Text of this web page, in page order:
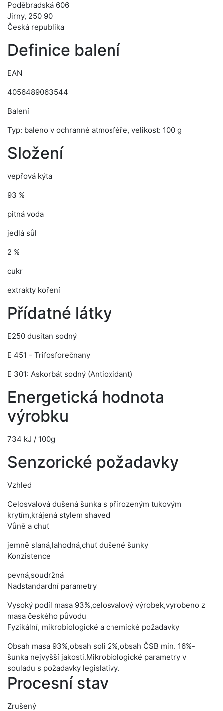
Poděbradská 606
Jirny, 250 90
Česká republika
Definice balení
EAN
4056489063544
Balení
Typ: baleno v ochranné atmosféře, velikost: 100 g
Složení
vepřová kýta
93 %
pitná voda
jedlá sůl
2 %
cukr
extrakty koření
Přídatné látky
E250 dusitan sodný
E 451 - Trifosforečnany
E 301: Askorbát sodný (Antioxidant)
Energetická hodnota
výrobku
734 kJ / 100g
Senzorické požadavky
Vzhled
Celosvalová dušená šunka s přirozeným tukovým
krytím,krájená stylem shaved
Vůně a chuť
jemně slaná,lahodná,chuť dušené šunky
Konzistence
pevná,soudržná
Nadstandardní parametry
Vysoký podíl masa 93%,celosvalový výrobek,vyrobeno z
masa českého původu
Fyzikální, mikrobiologické a chemické požadavky
Obsah masa 93%,obsah soli 2%,obsah ČSB min. 16%-
šunka nejvyšší jakosti.Mikrobiologické parametry v
souladu s požadavky legislativy.
Procesní stav
Zrušený